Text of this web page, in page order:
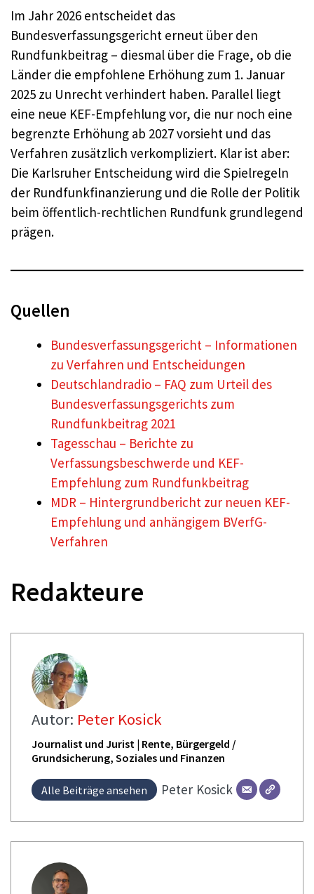
Im Jahr 2026 entscheidet das
Bundesverfassungsgericht erneut über den
Rundfunkbeitrag – diesmal über die Frage, ob die
Länder die empfohlene Erhöhung zum 1. Januar
2025 zu Unrecht verhindert haben. Parallel liegt
eine neue KEF-Empfehlung vor, die nur noch eine
begrenzte Erhöhung ab 2027 vorsieht und das
Verfahren zusätzlich verkompliziert. Klar ist aber:
Die Karlsruher Entscheidung wird die Spielregeln
der Rundfunkfinanzierung und die Rolle der Politik
beim öffentlich-rechtlichen Rundfunk grundlegend
prägen.
Quellen
Bundesverfassungsgericht – Informationen
zu Verfahren und Entscheidungen
Deutschlandradio – FAQ zum Urteil des
Bundesverfassungsgerichts zum
Rundfunkbeitrag 2021
Tagesschau – Berichte zu
Verfassungsbeschwerde und KEF-
Empfehlung zum Rundfunkbeitrag
MDR – Hintergrundbericht zur neuen KEF-
Empfehlung und anhängigem BVerfG-
Verfahren
Redakteure
Autor: Peter Kosick
Journalist und Jurist | Rente, Bürgergeld /
Grundsicherung, Soziales und Finanzen
Alle Beiträge ansehen Peter Kosick